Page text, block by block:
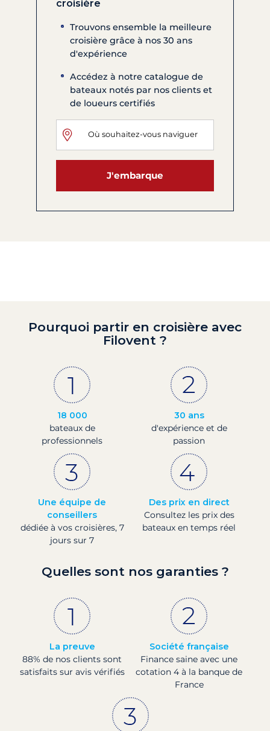
croisière
Trouvons ensemble la meilleure
croisière grâce à nos 30 ans
d'expérience
Accédez à notre catalogue de
bateaux notés par nos clients et
de loueurs certifiés
J'embarque
Pourquoi partir en croisière avec
Filovent ?
18 000
bateaux de
professionnels
30 ans
d'expérience et de
passion
Une équipe de
conseillers
dédiée à vos croisières, 7
jours sur 7
Des prix en direct
Consultez les prix des
bateaux en temps réel
Quelles sont nos garanties ?
La preuve
88% de nos clients sont
satisfaits sur avis vérifiés
Société française
Finance saine avec une
cotation 4 à la banque de
France